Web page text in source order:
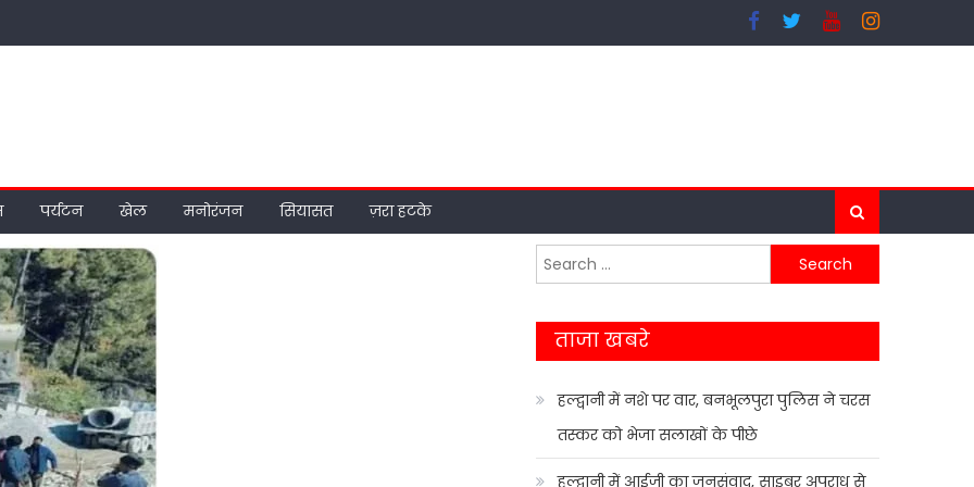
पर्यटन खेल मनोरंजन सियासत ज़रा हटके
Search
for:
ताजा खबरे
हल्द्वानी में नशे पर वार, बनभूलपुरा पुलिस ने चरस
तस्कर को भेजा सलाखों के पीछे
हल्द्वानी में आईजी का जनसंवाद, साइबर अपराध से